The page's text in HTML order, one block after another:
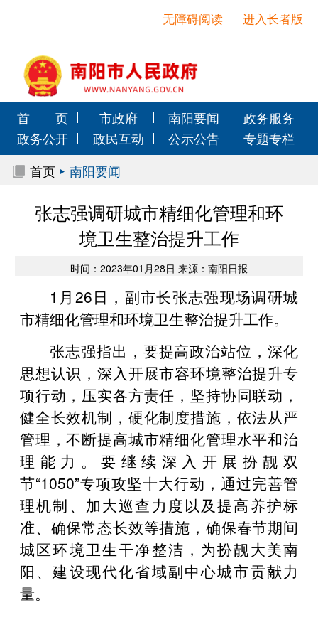
进入长者版
无障碍阅读
首 页 市政府 南阳要闻
政务服务
政务公开
政民互动 公示公告
专题专栏
首页
南阳要闻
张志强调研城市精细化管理和环
境卫生整治提升工作
时间：2023年01月28日 来源：南阳日报
1月26日，副市长张志强现场调研城
市精细化管理和环境卫生整治提升工作。
张志强指出，要提高政治站位，深化
思想认识，深入开展市容环境整治提升专
项行动，压实各方责任，坚持协同联动，
健全长效机制，硬化制度措施，依法从严
管理，不断提高城市精细化管理水平和治
理能力。要继续深入开展扮靓双
节“1050”专项攻坚十大行动，通过完善管
理机制、加大巡查力度以及提高养护标
准、确保常态长效等措施，确保春节期间
城区环境卫生干净整洁，为扮靓大美南
阳、建设现代化省域副中心城市贡献力
量。